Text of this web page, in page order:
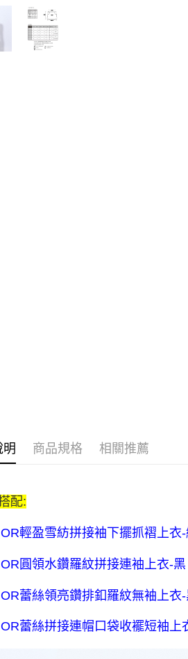
明 商品規格 相關推薦
配:
輕盈雪紡拼接袖下擺抓褶上衣
圓領水鑽羅紋拼接連袖上衣-黑
蕾絲領亮鑽排釦羅紋無袖上衣-
蕾絲拼接連帽口袋收襬短袖上